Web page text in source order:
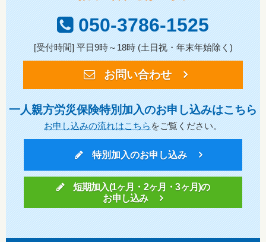
050-3786-1525
[受付時間] 平日9時～18時 (土日祝・年末年始除く)
お問い合わせ
一人親方労災保険特別加入のお申し込みはこちら
お申し込みの流れはこちらをご覧ください。
特別加入のお申し込み
短期加入(1ヶ月・2ヶ月・3ヶ月)の
お申し込み